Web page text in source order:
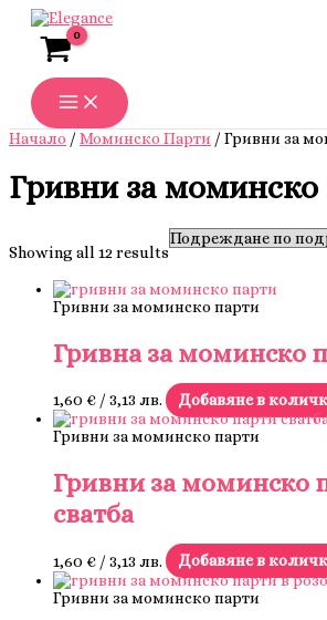
Skip
content
Начало / Моминско Парти / Гривни за
Гривни за моминско
Showing all 12 results
Гривни за моминско парти
Гривна за моминско
1,60 € / 3,13 лв. Добавяне в
Гривни за моминско парти
Гривни за моминско
сватба
1,60 € / 3,13 лв. Добавяне в
Гривни за моминско парти